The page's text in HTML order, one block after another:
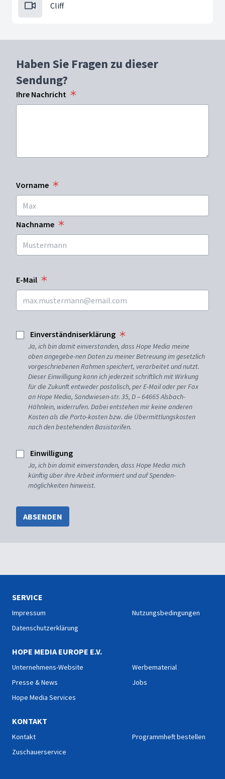
Cliff
Haben Sie Fragen zu dieser
Sendung?
Ihre Nachricht
Vorname
Nachname
E-Mail
Einverständniserklärung
Ja, ich bin damit einverstanden, dass Hope Media meine
oben angegebe-nen Daten zu meiner Betreuung im gesetzlich
vorgeschriebenen Rahmen speichert, verarbeitet und nutzt.
Dieser Einwilligung kann ich jederzeit schriftlich mit Wirkung
für die Zukunft entweder postalisch, per E-Mail oder per Fax
an Hope Media, Sandwiesen-str. 35, D – 64665 Alsbach-
Hähnlein, widerrufen. Dabei entstehen mir keine anderen
Kosten als die Porto-kosten bzw. die Übermittlungskosten
nach den bestehenden Basistarifen.
Einwilligung
Ja, ich bin damit einverstanden, dass Hope Media mich
künftig über ihre Arbeit informiert und auf Spenden-
möglichkeiten hinweist.
ABSENDEN
SERVICE
Impressum
Datenschutzerklärung
Nutzungsbedingungen
HOPE MEDIA EUROPE E.V.
Unternehmens-Website
Presse & News
Hope Media Services
Werbematerial
Jobs
KONTAKT
Kontakt
Zuschauerservice
Programmheft bestellen